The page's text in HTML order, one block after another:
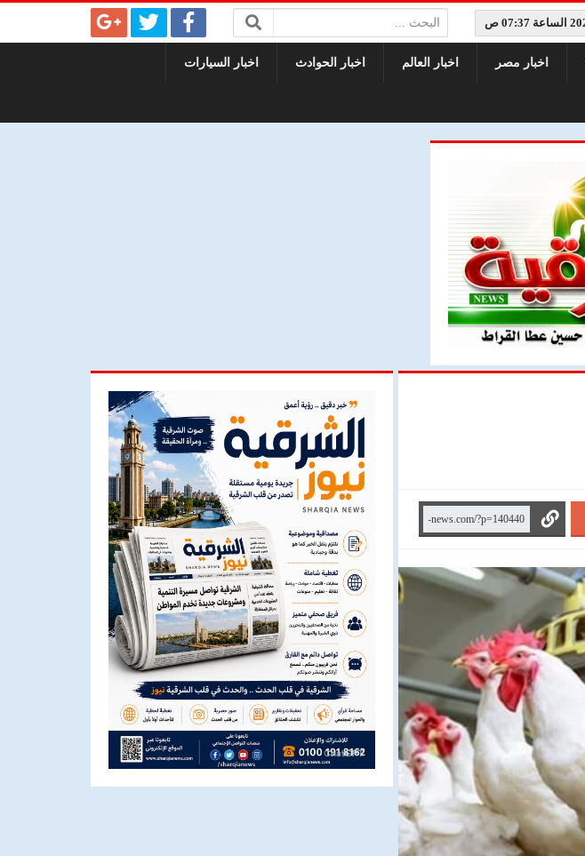
البحث:
اخبار مصر اخبار العالم اخبار الحوادث اخبار السيارات